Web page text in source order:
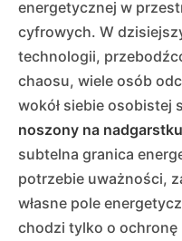
energetycznej w
cyfrowych. W
technologii,
chaosu, wiele osób
wokół siebie osobistej
noszony na nadgarstku
subtelna granica
potrzebie uważności,
własne pole
chodzi tylko o ochronę